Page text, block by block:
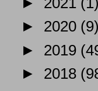
► 2020 (9)
► 2019
► 2018